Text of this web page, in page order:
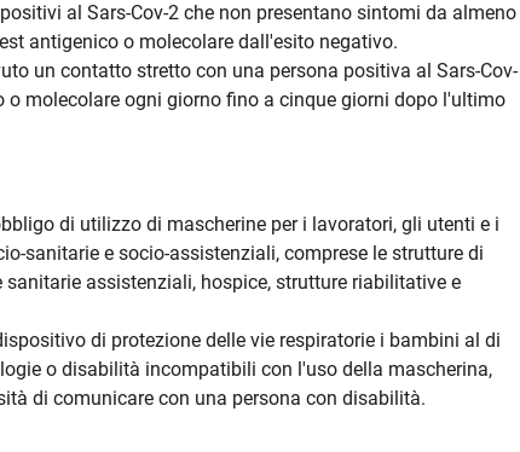
al Sars-Cov-2 che non presentano sintomi da almeno
antigenico o molecolare dall'esito negativo.
un contatto stretto con una persona positiva al Sars-Cov-
o molecolare ogni giorno fino a cinque giorni dopo l'ultimo
di utilizzo di mascherine per i lavoratori, gli utenti e i
sanitarie e socio-assistenziali, comprese le strutture di
assistenziali, hospice, strutture riabilitative e
di protezione delle vie respiratorie i bambini al di
o disabilità incompatibili con l'uso della mascherina,
di comunicare con una persona con disabilità.